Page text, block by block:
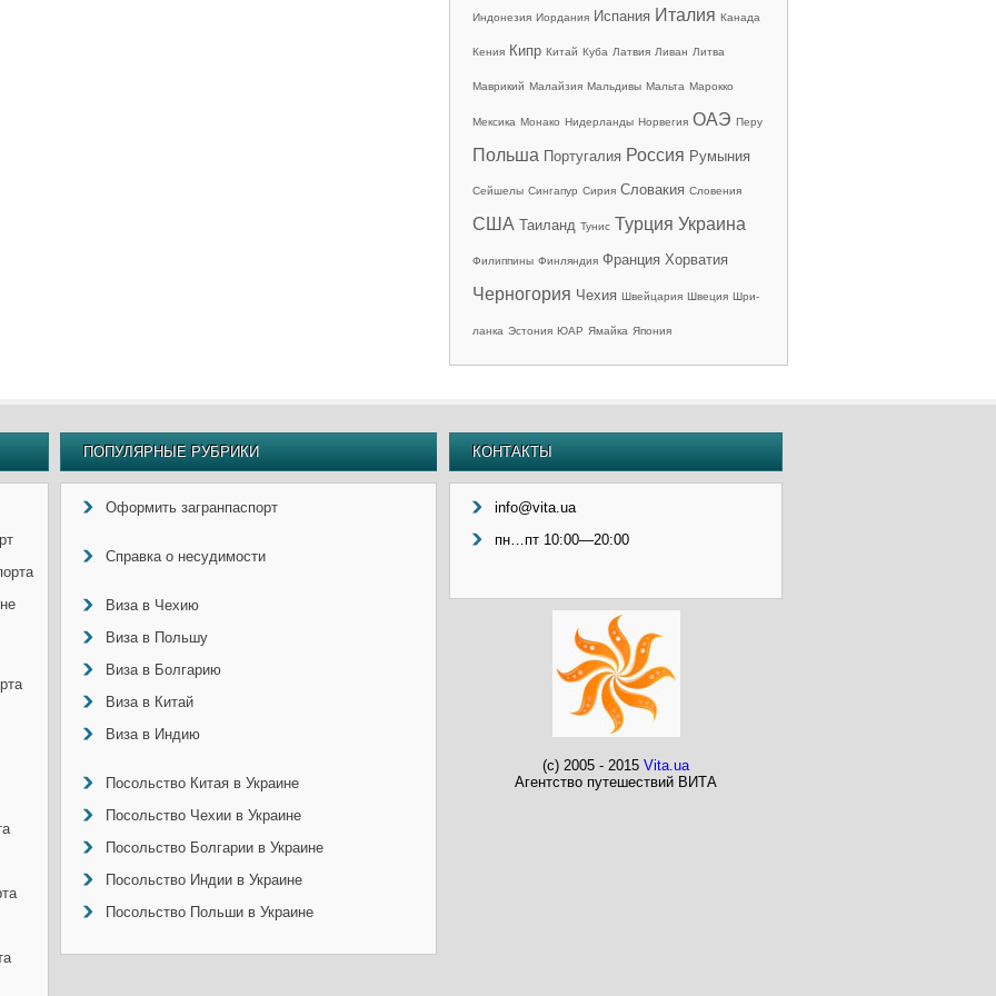
Индонезия Иордания Испания Италия Канада
Кения Кипр Китай Куба Латвия Ливан Литва
Маврикий Малайзия Мальдивы Мальта Марокко
Мексика Монако Нидерланды Норвегия ОАЭ Перу
Польша Португалия Россия Румыния
Сейшелы Сингапур Сирия Словакия Словения
США Таиланд Тунис Турция Украина
Филиппины Финляндия Франция Хорватия
Черногория Чехия Швейцария Швеция Шри-
ланка Эстония ЮАР Ямайка Япония
ПОПУЛЯРНЫЕ РУБРИКИ
Оформить загранпаспорт
Справка о несудимости
Виза в Чехию
Виза в Польшу
Виза в Болгарию
Виза в Китай
Виза в Индию
Посольство Китая в Украине
Посольство Чехии в Украине
Посольство Болгарии в Украине
Посольство Индии в Украине
Посольство Польши в Украине
КОНТАКТЫ
info@vita.ua
пн…пт 10:00—20:00
(c) 2005 - 2015 Vita.ua
Агентство путешествий ВИТА